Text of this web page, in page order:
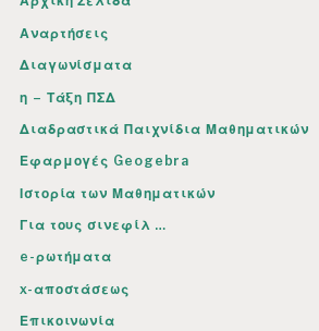
ρ
θ
ρ
ω
ν
Αναρτήσεις
Διαγωνίσματα
η – Τάξη ΠΣΔ
Διαδραστικά Παιχνίδια Μαθηματικών
Εφαρμογές Geogebra
Ιστορία των Μαθηματικών
Για τους σινεφίλ …
e-ρωτήματα
x-αποστάσεως
Επικοινωνία